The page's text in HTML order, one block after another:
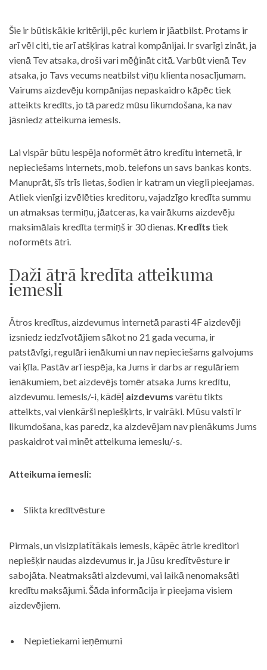
Šie ir būtiskākie kritēriji, pēc kuriem ir jāatbilst. Protams ir
arī vēl citi, tie arī atšķiras katrai kompānijai. Ir svarīgi zināt, ja
vienā Tev atsaka, droši vari mēģināt citā. Varbūt vienā Tev
atsaka, jo Tavs vecums neatbilst viņu klienta nosacījumam.
Vairums aizdevēju kompānijas nepaskaidro kāpēc tiek
atteikts kredīts, jo tā paredz mūsu likumdošana, ka nav
jāsniedz atteikuma iemesls.
Lai vispār būtu iespēja noformēt ātro kredītu internetā, ir
nepieciešams internets, mob. telefons un savs bankas konts.
Manuprāt, šīs trīs lietas, šodien ir katram un viegli pieejamas.
Atliek vienīgi izvēlēties kreditoru, vajadzīgo kredīta summu
un atmaksas termiņu, jāatceras, ka vairākums aizdevēju
maksimālais kredīta termiņš ir 30 dienas. Kredīts tiek
noformēts ātri.
Daži ātrā kredīta atteikuma
iemesli
Ātros kredītus, aizdevumus internetā parasti 4F aizdevēji
izsniedz iedzīvotājiem sākot no 21 gada vecuma, ir
patstāvīgi, regulāri ienākumi un nav nepieciešams galvojums
vai ķīla. Pastāv arī iespēja, ka Jums ir darbs ar regulāriem
ienākumiem, bet aizdevējs tomēr atsaka Jums kredītu,
aizdevumu. Iemesls/-i, kādēļ aizdevums varētu tikts
atteikts, vai vienkārši nepiešķirts, ir vairāki. Mūsu valstī ir
likumdošana, kas paredz, ka aizdevējam nav pienākums Jums
paskaidrot vai minēt atteikuma iemeslu/-s.
Atteikuma iemesli:
Slikta kredītvēsture
Pirmais, un visizplatītākais iemesls, kāpēc ātrie kreditori
nepiešķir naudas aizdevumus ir, ja Jūsu kredītvēsture ir
sabojāta. Neatmaksāti aizdevumi, vai laikā nenomaksāti
kredītu maksājumi. Šāda informācija ir pieejama visiem
aizdevējiem.
Nepietiekami ieņēmumi